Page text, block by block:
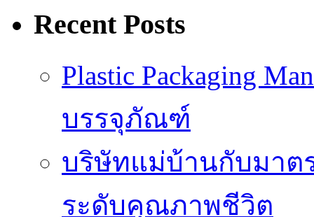
Recent Posts
Plastic Packaging
บรรจุภัณฑ์
บริษัทแม่บ้านกับมาต
ระดับคุณภาพชีวิต